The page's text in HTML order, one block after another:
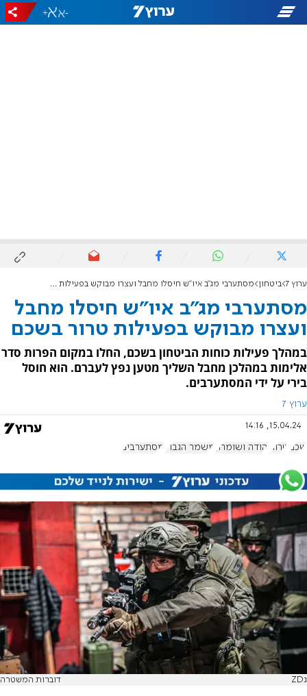
-
+
ערוץ 7 ביטחון מסתערבי מג"ב איו"ש חיסלו מחבל ועצרו מבוקש בפעילות טרור בשכם
מסתערבי מג"ב איו"ש חיסלו מחבל
ועצרו מבוקש בפעילות טרור בשכם
במהלך פעילות כוחות הביטחון בשכם, החלו במקום הפרות סדר
אלימות במהלכן מחבל השליך מטען נפץ לעברם. הוא חוסל
בירי על ידי המסתערבים.
ערוץ 7
15.04.24, 14:16
שכם טרור יהודה ושומרון משמר הגבול מסתערבים
גZD דוברות המשטרה